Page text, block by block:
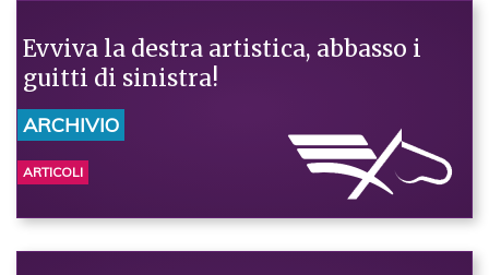
Evviva la destra artistica, abbasso i
guitti di sinistra!
ARCHIVIO
ARTICOLI